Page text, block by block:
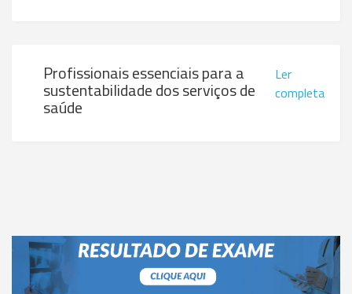
Profissionais essenciais para a
sustentabilidade dos serviços de
saúde
Ler
completa